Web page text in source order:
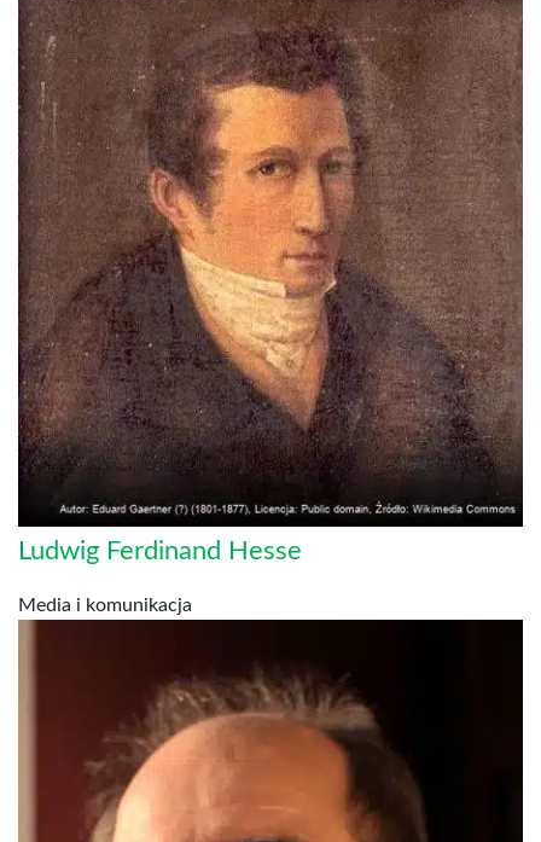
Ludwig Ferdinand Hesse
Media i komunikacja